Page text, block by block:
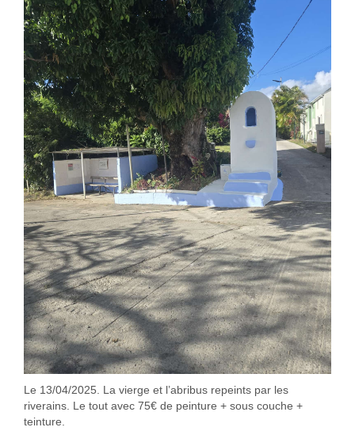
Le 13/04/2025. La vierge et l’abribus repeints par les
riverains. Le tout avec 75€ de peinture + sous couche +
teinture.